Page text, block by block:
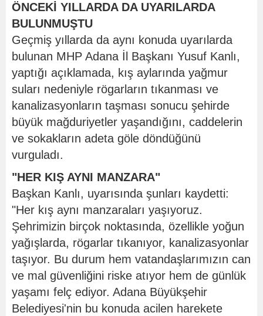
ÖNCEKİ YILLARDA DA UYARILARDA
BULUNMUŞTU
Geçmiş yıllarda da aynı konuda uyarılarda
bulunan MHP Adana İl Başkanı Yusuf Kanlı,
yaptığı açıklamada, kış aylarında yağmur
suları nedeniyle rögarların tıkanması ve
kanalizasyonların taşması sonucu şehirde
büyük mağduriyetler yaşandığını, caddelerin
ve sokakların adeta göle döndüğünü
vurguladı.
"HER KIŞ AYNI MANZARA"
Başkan Kanlı, uyarısında şunları kaydetti:
"Her kış aynı manzaraları yaşıyoruz.
Şehrimizin birçok noktasında, özellikle yoğun
yağışlarda, rögarlar tıkanıyor, kanalizasyonlar
taşıyor. Bu durum hem vatandaşlarımızın can
ve mal güvenliğini riske atıyor hem de günlük
yaşamı felç ediyor. Adana Büyükşehir
Belediyesi'nin bu konuda acilen harekete